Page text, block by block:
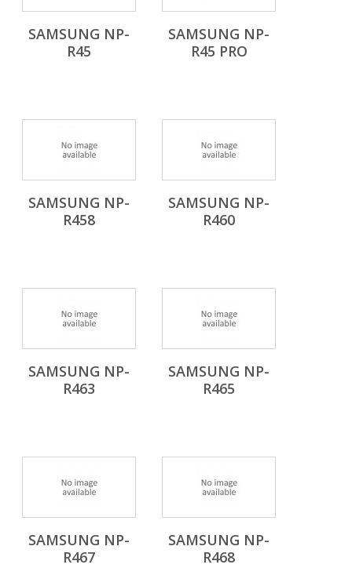
SAMSUNG NP-
R45
SAMSUNG NP-
R45 PRO
SAMSUNG NP-
R458
SAMSUNG NP-
R460
SAMSUNG NP-
R463
SAMSUNG NP-
R465
SAMSUNG NP-
R467
SAMSUNG NP-
R468